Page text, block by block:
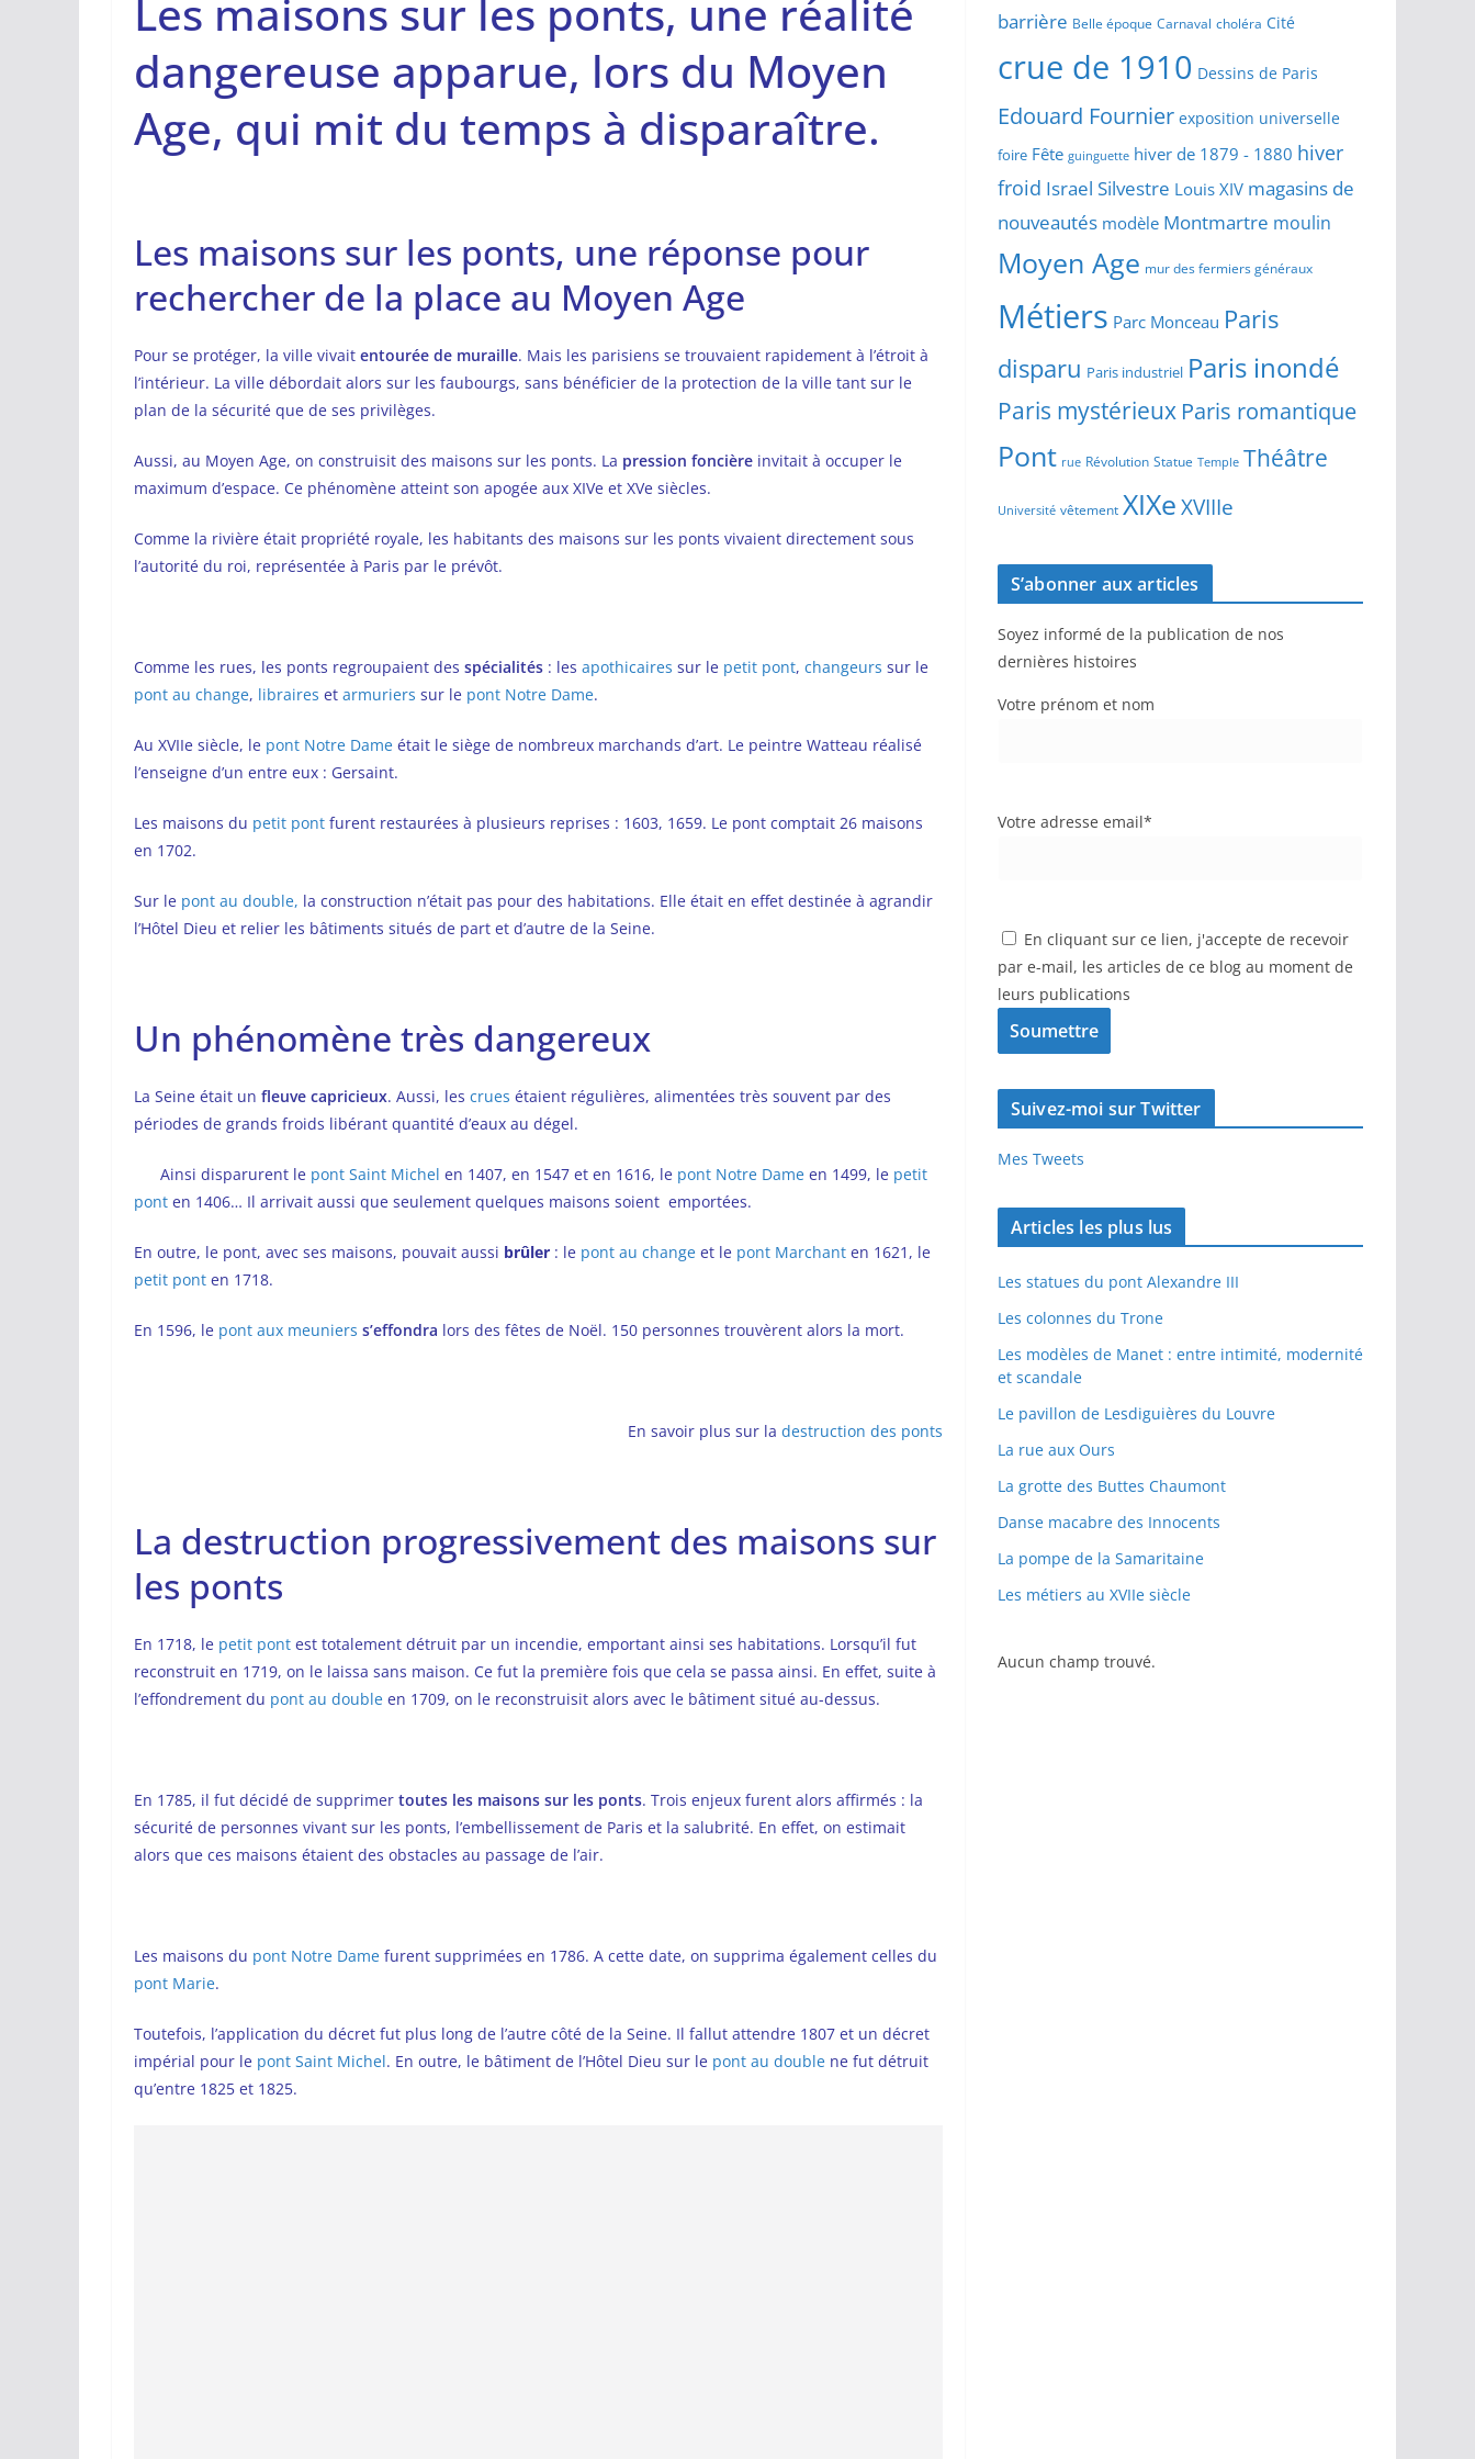
Les maisons sur les ponts, une réalité
dangereuse apparue, lors du Moyen
Age, qui mit du temps à disparaître.
Les maisons sur les ponts, une réponse pour
rechercher de la place au Moyen Age
Pour se protéger, la ville vivait entourée de muraille. Mais les parisiens se trouvaient rapidement à l’étroit à
l’intérieur. La ville débordait alors sur les faubourgs, sans bénéficier de la protection de la ville tant sur le
plan de la sécurité que de ses privilèges.
Aussi, au Moyen Age, on construisit des maisons sur les ponts. La pression foncière invitait à occuper le
maximum d’espace. Ce phénomène atteint son apogée aux XIVe et XVe siècles.
Comme la rivière était propriété royale, les habitants des maisons sur les ponts vivaient directement sous
l’autorité du roi, représentée à Paris par le prévôt.
Comme les rues, les ponts regroupaient des spécialités : les apothicaires sur le petit pont, changeurs sur le
pont au change, libraires et armuriers sur le pont Notre Dame.
Au XVIIe siècle, le pont Notre Dame était le siège de nombreux marchands d’art. Le peintre Watteau réalisé
l’enseigne d’un entre eux : Gersaint.
Les maisons du petit pont furent restaurées à plusieurs reprises : 1603, 1659. Le pont comptait 26 maisons
en 1702.
Sur le pont au double, la construction n’était pas pour des habitations. Elle était en effet destinée à agrandir
l’Hôtel Dieu et relier les bâtiments situés de part et d’autre de la Seine.
Un phénomène très dangereux
La Seine était un fleuve capricieux. Aussi, les crues étaient régulières, alimentées très souvent par des
périodes de grands froids libérant quantité d’eaux au dégel.
Ainsi disparurent le pont Saint Michel en 1407, en 1547 et en 1616, le pont Notre Dame en 1499, le petit
pont en 1406… Il arrivait aussi que seulement quelques maisons soient emportées.
En outre, le pont, avec ses maisons, pouvait aussi brûler : le pont au change et le pont Marchant en 1621, le
petit pont en 1718.
En 1596, le pont aux meuniers s’effondra lors des fêtes de Noël. 150 personnes trouvèrent alors la mort.
En savoir plus sur la destruction des ponts
La destruction progressivement des maisons sur
les ponts
En 1718, le petit pont est totalement détruit par un incendie, emportant ainsi ses habitations. Lorsqu’il fut
reconstruit en 1719, on le laissa sans maison. Ce fut la première fois que cela se passa ainsi. En effet, suite à
l’effondrement du pont au double en 1709, on le reconstruisit alors avec le bâtiment situé au-dessus.
En 1785, il fut décidé de supprimer toutes les maisons sur les ponts. Trois enjeux furent alors affirmés : la
sécurité de personnes vivant sur les ponts, l’embellissement de Paris et la salubrité. En effet, on estimait
alors que ces maisons étaient des obstacles au passage de l’air.
Les maisons du pont Notre Dame furent supprimées en 1786. A cette date, on supprima également celles du
pont Marie.
Toutefois, l’application du décret fut plus long de l’autre côté de la Seine. Il fallut attendre 1807 et un décret
impérial pour le pont Saint Michel. En outre, le bâtiment de l’Hôtel Dieu sur le pont au double ne fut détruit
qu’entre 1825 et 1825.
barrière Belle époque Carnaval choléra Cité
crue de 1910 Dessins de Paris
Edouard Fournier exposition universelle
foire Fête guinguette hiver de 1879 - 1880 hiver
froid Israel Silvestre Louis XIV magasins de
nouveautés modèle Montmartre moulin
Moyen Age mur des fermiers généraux
Métiers Parc Monceau Paris
disparu Paris industriel Paris inondé
Paris mystérieux Paris romantique
Pont rue Révolution Statue Temple Théâtre
Université vêtement XIXeXVIIIe
S’abonner aux articles
Soyez informé de la publication de nos
dernières histoires
Votre prénom et nom
Votre adresse email*
En cliquant sur ce lien, j'accepte de recevoir
par e-mail, les articles de ce blog au moment de
leurs publications
Suivez-moi sur Twitter
Mes Tweets
Articles les plus lus
Les statues du pont Alexandre III
Les colonnes du Trone
Les modèles de Manet : entre intimité, modernité
et scandale
Le pavillon de Lesdiguières du Louvre
La rue aux Ours
La grotte des Buttes Chaumont
Danse macabre des Innocents
La pompe de la Samaritaine
Les métiers au XVIIe siècle
Aucun champ trouvé.